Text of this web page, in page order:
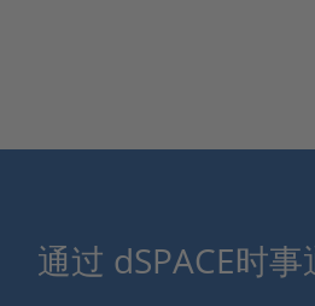
通过 dSPACE时